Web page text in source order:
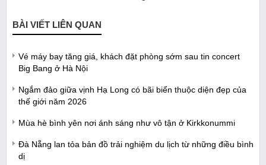
BÀI VIẾT LIÊN QUAN
Vé máy bay tăng giá, khách đặt phòng sớm sau tin concert
Big Bang ở Hà Nội
Ngắm đảo giữa vịnh Hạ Long có bãi biển thuộc diện đẹp của
thế giới năm 2026
Mùa hè bình yên nơi ánh sáng như vô tận ở Kirkkonummi
Đà Nẵng lan tỏa bản đồ trải nghiệm du lịch từ những điều bình
dị